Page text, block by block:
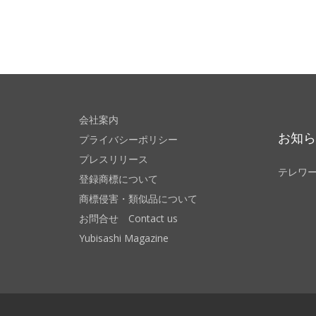
会社案内
プライバシーポリシー
プレスリリース
登録商標について
商標侵害・類似品について
お問合せ Contact us
Yubisashi Magazine
お知
テレワ